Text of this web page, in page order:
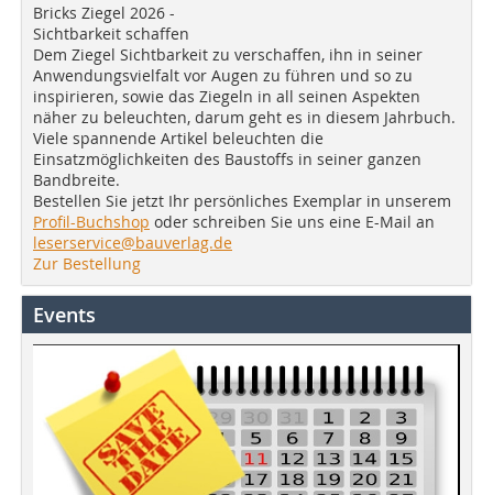
Bricks Ziegel 2026 -
Sichtbarkeit schaffen
Dem Ziegel Sichtbarkeit zu verschaffen, ihn in seiner
Anwendungsvielfalt vor Augen zu führen und so zu
inspirieren, sowie das Ziegeln in all seinen Aspekten
näher zu beleuchten, darum geht es in diesem Jahrbuch.
Viele spannende Artikel beleuchten die
Einsatzmöglichkeiten des Baustoffs in seiner ganzen
Bandbreite.
Bestellen Sie jetzt Ihr persönliches Exemplar in unserem
Profil-Buchshop oder schreiben Sie uns eine E-Mail an
leserservice@bauverlag.de
Zur Bestellung
Events